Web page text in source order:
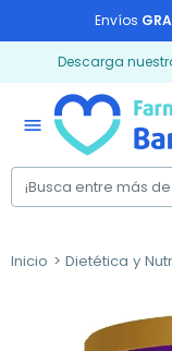
Envíos
Descarga
menu
Inicio Dietética y